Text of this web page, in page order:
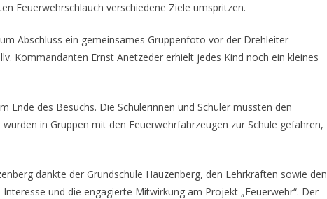
Feuerwehrschlauch verschiedene Ziele umspritzen.
Abschluss ein gemeinsames Gruppenfoto vor der Drehleiter
Kommandanten Ernst Anetzeder erhielt jedes Kind noch ein kleines
Ende des Besuchs. Die Schülerinnen und Schüler mussten den
in Gruppen mit den Feuerwehrfahrzeugen zur Schule gefahren,
dankte der Grundschule Hauzenberg, den Lehrkräften sowie den
und die engagierte Mitwirkung am Projekt „Feuerwehr“. Der